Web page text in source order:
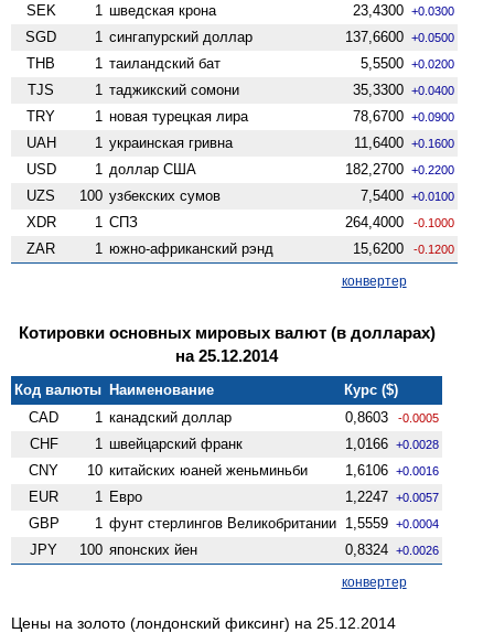
SEK 1 шведская крона 23,4300 +0.0300
SGD 1 сингапурский доллар 137,6600 +0.0500
THB 1 таиландский бат 5,5500 +0.0200
TJS 1 таджикский сомони 35,3300 +0.0400
TRY 1 новая турецкая лира 78,6700 +0.0900
UAH 1 украинская гривна 11,6400 +0.1600
USD 1 доллар США 182,2700 +0.2200
UZS 100 узбекских сумов 7,5400 +0.0100
XDR 1 СПЗ 264,4000 -0.1000
ZAR 1 южно-африканский рэнд 15,6200 -0.1200
конвертер
Котировки основных мировых валют (в долларах)
на 25.12.2014
Код валюты Наименование
Курс ($)
CAD
1 канадский доллар 0,8603 -0.0005
CHF 1 швейцарский франк 1,0166 +0.0028
CNY 10 китайских юаней женьминьби 1,6106 +0.0016
EUR 1 Евро 1,2247 +0.0057
GBP 1 фунт стерлингов Велико­британии 1,5559 +0.0004
JPY 100 японских йен 0,8324 +0.0026
конвертер
Цены на золото (лондонский фиксинг) на 25.12.2014